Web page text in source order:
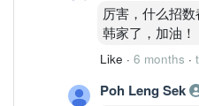
厉害，什么招
韩家了，加油！
Like · 6 months ·
Poh Leng Sek